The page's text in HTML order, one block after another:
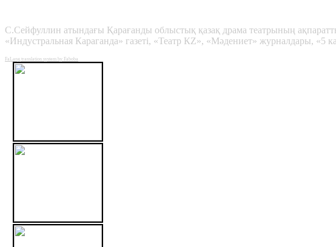
С.Сейфуллин атындағы Қарағанды облыстық қазақ драма театрының
«Индустральная Караганда» газеті, «Театр КZ», «Мәдениет» журналдары, «5
FaLang translation system by Faboba